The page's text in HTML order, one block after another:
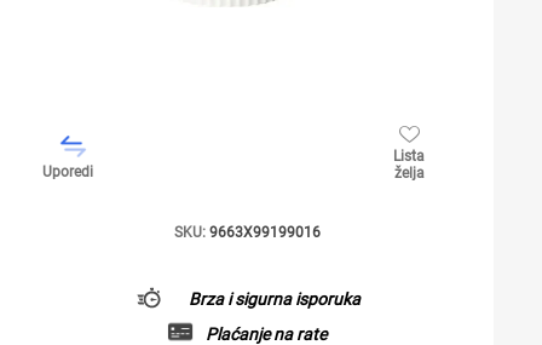
Uporedi
Lista
želja
SKU: 9663X99199016
Brza i sigurna isporuka
Plaćanje na rate